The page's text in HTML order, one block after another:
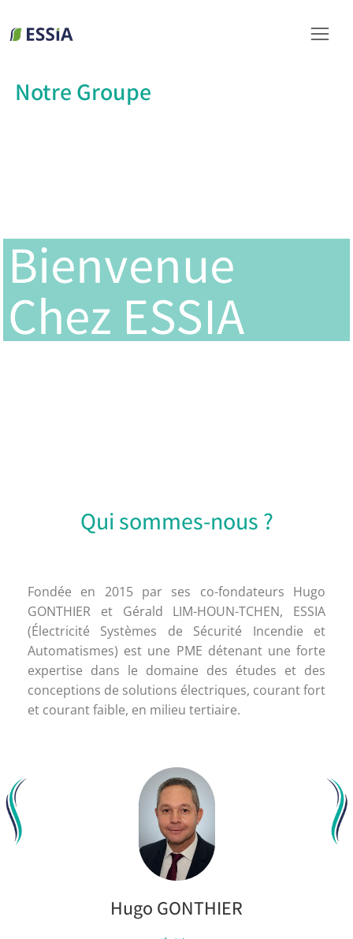
Notre Groupe
Bienvenue
Chez ESSIA
Bienvenue
Chez ESSIA
Qui sommes-nous ?
Fondée en 2015 par ses co-fondateurs Hugo
GONTHIER et Gérald LIM-HOUN-TCHEN, ESSIA
(Électricité Systèmes de Sécurité Incendie et
Automatismes) est une PME détenant une forte
expertise dans le domaine des études et des
conceptions de solutions électriques, courant fort
et courant faible, en milieu tertiaire.
Hugo GONTHIER